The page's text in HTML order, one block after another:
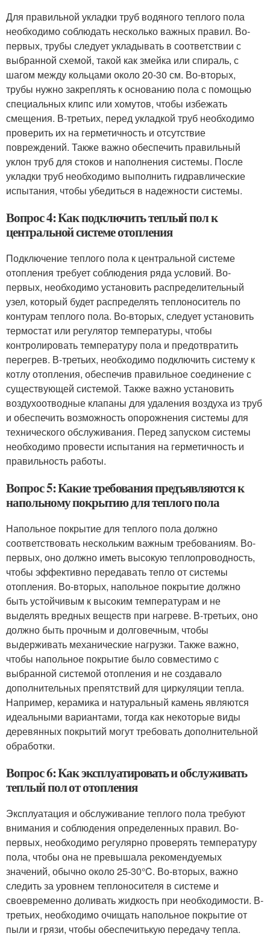
Для правильной укладки труб водяного теплого пола
необходимо соблюдать несколько важных правил. Во-
первых, трубы следует укладывать в соответствии с
выбранной схемой, такой как змейка или спираль, с
шагом между кольцами около 20-30 см. Во-вторых,
трубы нужно закреплять к основанию пола с помощью
специальных клипс или хомутов, чтобы избежать
смещения. В-третьих, перед укладкой труб необходимо
проверить их на герметичность и отсутствие
повреждений. Также важно обеспечить правильный
уклон труб для стоков и наполнения системы. После
укладки труб необходимо выполнить гидравлические
испытания, чтобы убедиться в надежности системы.
Вопрос 4: Как подключить теплый пол к
центральной системе отопления
Подключение теплого пола к центральной системе
отопления требует соблюдения ряда условий. Во-
первых, необходимо установить распределительный
узел, который будет распределять теплоноситель по
контурам теплого пола. Во-вторых, следует установить
термостат или регулятор температуры, чтобы
контролировать температуру пола и предотвратить
перегрев. В-третьих, необходимо подключить систему к
котлу отопления, обеспечив правильное соединение с
существующей системой. Также важно установить
воздухоотводные клапаны для удаления воздуха из труб
и обеспечить возможность опорожнения системы для
технического обслуживания. Перед запуском системы
необходимо провести испытания на герметичность и
правильность работы.
Вопрос 5: Какие требования предъявляются к
напольному покрытию для теплого пола
Напольное покрытие для теплого пола должно
соответствовать нескольким важным требованиям. Во-
первых, оно должно иметь высокую теплопроводность,
чтобы эффективно передавать тепло от системы
отопления. Во-вторых, напольное покрытие должно
быть устойчивым к высоким температурам и не
выделять вредных веществ при нагреве. В-третьих, оно
должно быть прочным и долговечным, чтобы
выдерживать механические нагрузки. Также важно,
чтобы напольное покрытие было совместимо с
выбранной системой отопления и не создавало
дополнительных препятствий для циркуляции тепла.
Например, керамика и натуральный камень являются
идеальными вариантами, тогда как некоторые виды
деревянных покрытий могут требовать дополнительной
обработки.
Вопрос 6: Как эксплуатировать и обслуживать
теплый пол от отопления
Эксплуатация и обслуживание теплого пола требуют
внимания и соблюдения определенных правил. Во-
первых, необходимо регулярно проверять температуру
пола, чтобы она не превышала рекомендуемых
значений, обычно около 25-30°C. Во-вторых, важно
следить за уровнем теплоносителя в системе и
своевременно доливать жидкость при необходимости. В-
третьих, необходимо очищать напольное покрытие от
пыли и грязи, чтобы обеспечитькую передачу тепла.